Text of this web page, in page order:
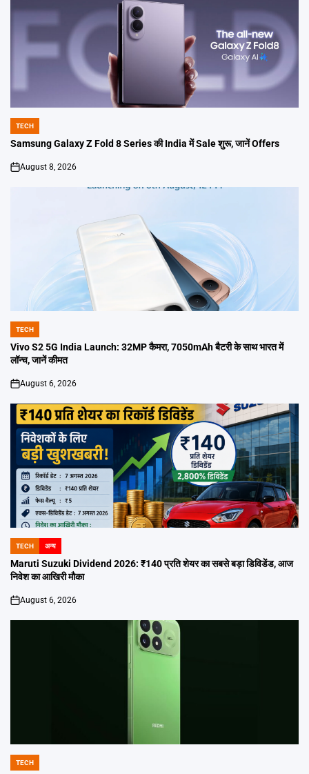
POSTED
IN
TECH
Samsung Galaxy Z Fold 8 Series की India में Sale शुरू, जानें Offers
on
August 8, 2026
POSTED
IN
TECH
Vivo S2 5G India Launch: 32MP कैमरा, 7050mAh बैटरी के साथ भारत में
लॉन्च, जानें कीमत
on
August 6, 2026
POSTED
IN
TECH अन्य
Maruti Suzuki Dividend 2026: ₹140 प्रति शेयर का सबसे बड़ा डिविडेंड, आज
निवेश का आखिरी मौका
on
August 6, 2026
POSTED
TECH